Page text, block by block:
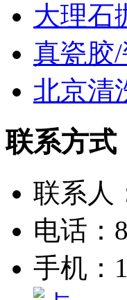
大理石
真瓷胶
北京清
联系方式
联系人
电话：
手机：